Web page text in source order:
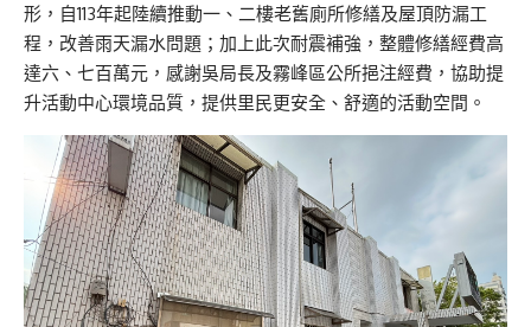
形，自113年起陸續推動一、二樓老舊廁所修繕及屋頂防漏工
程，改善雨天漏水問題；加上此次耐震補強，整體修繕經費高
達六、七百萬元，感謝吳局長及霧峰區公所挹注經費，協助提
升活動中心環境品質，提供里民更安全、舒適的活動空間。